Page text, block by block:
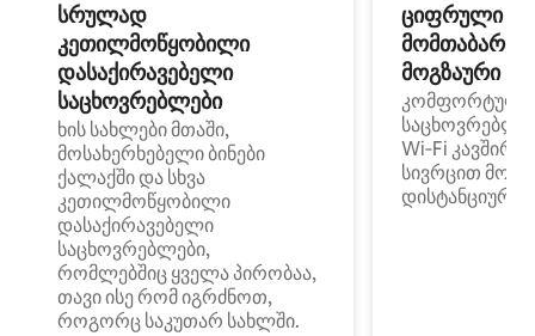
სრულად
კეთილმოწყობილი
დასაქირავებელი
საცხოვრებლები
ხის სახლები მთაში,
მოსახერხებელი ბინები
ქალაქში და სხვა
კეთილმოწყობილი
დასაქირავებელი
საცხოვრებლები,
რომლებშიც ყველა პირობაა,
თავი ისე რომ იგრძნოთ,
როგორც საკუთარ სახლში.
ციფრული
მოგზაური
კომფორტული
Wi‑Fi
სივრცით
დისტანციური